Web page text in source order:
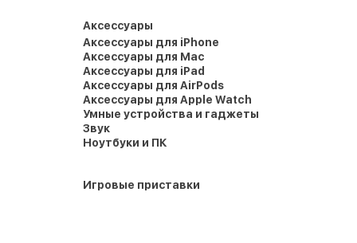
Аксессуары
Аксессуары для iPhone
Аксессуары для Mac
Аксессуары для iPad
Аксессуары для AirPods
Аксессуары для Apple Watch
Умные устройства и гаджеты
Звук
Ноутбуки и ПК
Игровые приставки